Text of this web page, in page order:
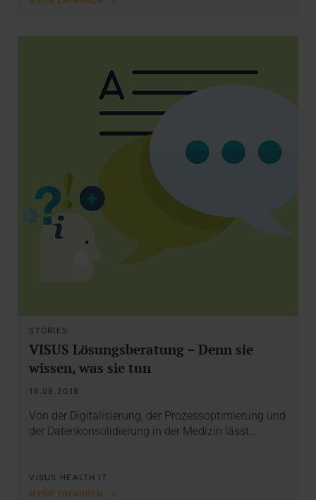
STORIES
VISUS Lösungsberatung – Denn sie
wissen, was sie tun
16.08.2018
Von der Digitalisierung, der Prozessoptimierung und
der Datenkonsolidierung in der Medizin lässt…
VISUS HEALTH IT
MEHR ERFAHREN